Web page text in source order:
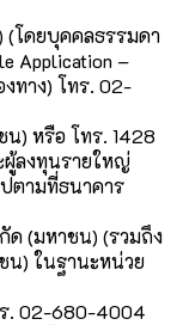
(โดยบุคคลธรรมดา
Application –
งทาง) โทร. 02-
) หรือ โทร. 1428
ผู้ลงทุนรายใหญ่
ปตามที่ธนาคาร
ด (มหาชน) (รวมถึง
น) ในฐานะหน่วย
ร. 02-680-4004